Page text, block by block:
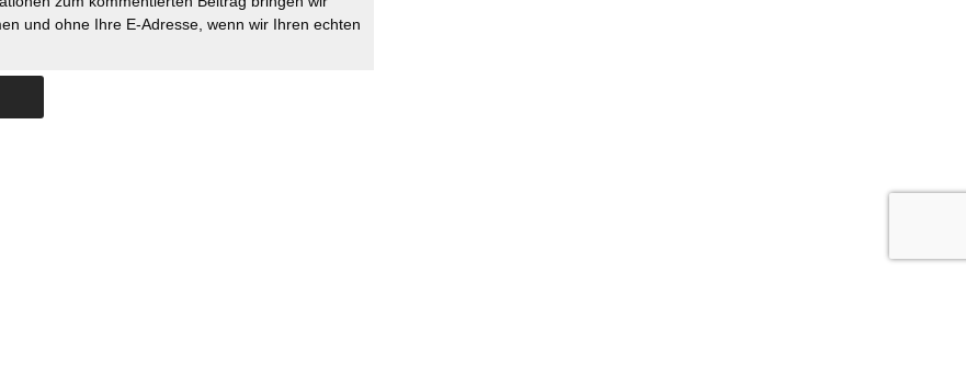
und ohne Ihre E-Adresse, wenn wir Ihren echten